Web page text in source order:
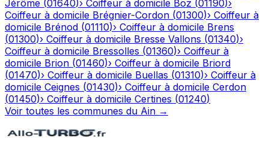
Jérôme (01640)› Coiffeur à domicile Boz (01190)›
Coiffeur à domicile Brégnier-Cordon (01300)› Coiffeur à
domicile Brénod (01110)› Coiffeur à domicile Brens
(01300)› Coiffeur à domicile Bresse Vallons (01340)›
Coiffeur à domicile Bressolles (01360)› Coiffeur à
domicile Brion (01460)› Coiffeur à domicile Briord
(01470)› Coiffeur à domicile Buellas (01310)› Coiffeur à
domicile Ceignes (01430)› Coiffeur à domicile Cerdon
(01450)› Coiffeur à domicile Certines (01240)
Voir toutes les communes du Ain →